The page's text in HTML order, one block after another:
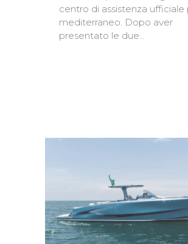
centro di assistenza ufficiale
mediterraneo. Dopo aver
presentato le due...